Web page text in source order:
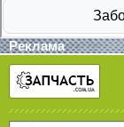
Реклама